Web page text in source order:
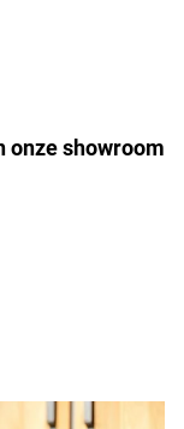
onze showroom